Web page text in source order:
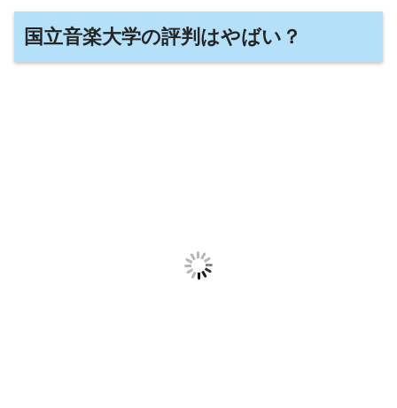
国立音楽大学の評判はやばい？